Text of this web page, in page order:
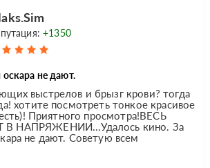
+1350
не дают.
выстрелов и брызг крови? тогда
хотите посмотреть тонкое красивое
Приятного просмотра!ВЕСЬ
НАПРЯЖЕНИИ...Удалось кино. За
не дают. Советую всем